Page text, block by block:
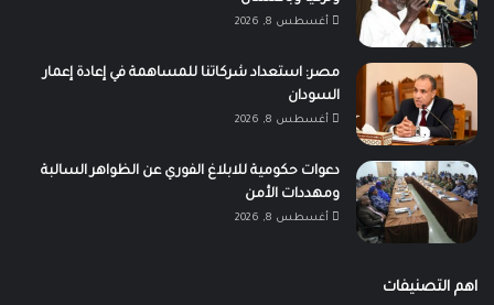
أغسطس 8, 2026
مصر: استعداد شركاتنا للمساهمة في إعادة إعمار
السودان
أغسطس 8, 2026
دعوات حكومية للابلاغ الفوري عن الظواهر السالبة
ومهددات الأمن
أغسطس 8, 2026
اهم التصنيفات